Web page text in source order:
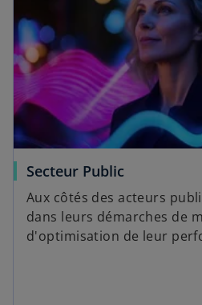
Secteur Public
Aux côtés des acteurs
dans leurs démarches de
d'optimisation de leur